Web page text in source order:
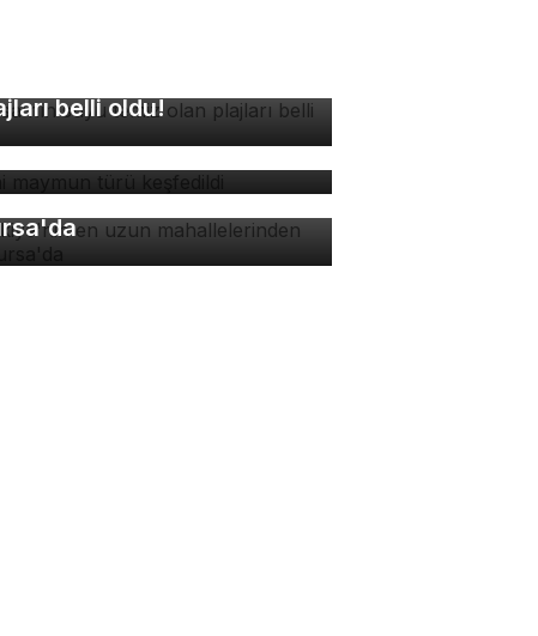
belli oldu!
maymun türü keşfedildi
en uzun
biri